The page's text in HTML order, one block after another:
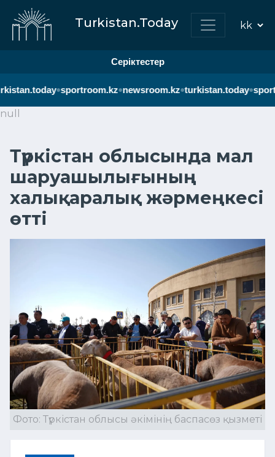
Turkistan.Today
Серіктестер
•sportroom.kz•newsroom.kz•turkistan.today•
null
Түркістан облысында мал
шаруашылығының
халықаралық жәрмеңкесі
өтті
Фото: Түркістан облысы әкімінің баспасөз қызметі